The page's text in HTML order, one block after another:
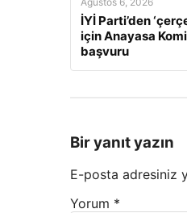
İYİ Parti’den
için Anayasa
başvuru
Bir yanıt yazın
E-posta adresiniz
Yorum *